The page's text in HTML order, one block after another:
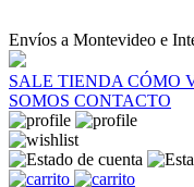
Envíos a Montevideo e
SALE TIENDA CÓMO
SOMOS CONTACTO